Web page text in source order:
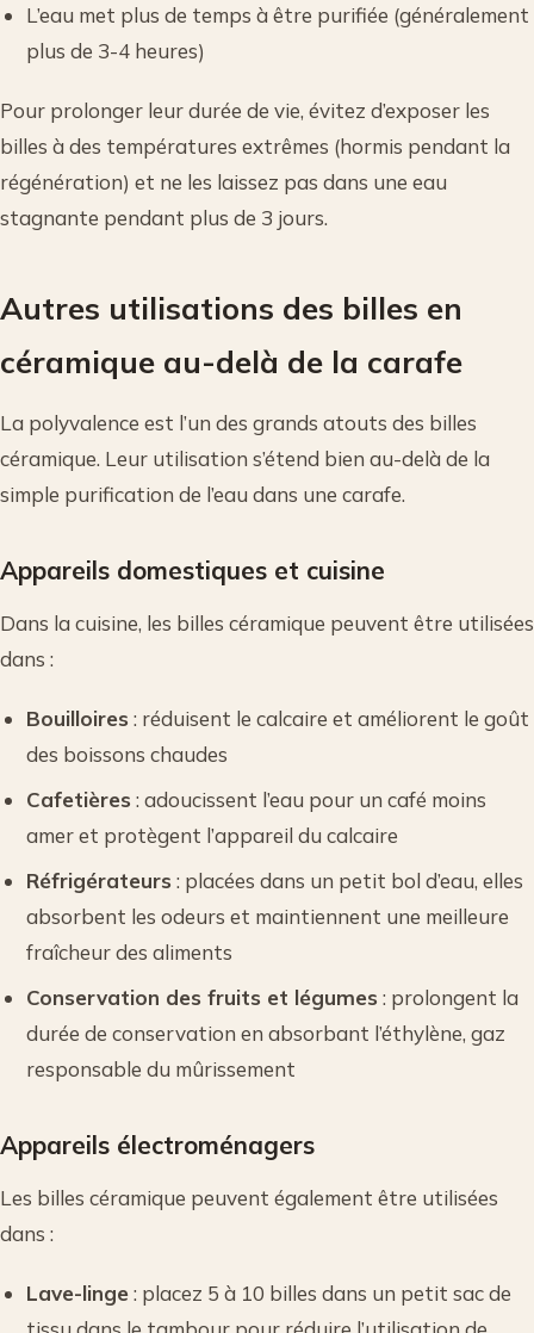
L’eau met plus de temps à être purifiée (généralement
plus de 3-4 heures)
Pour prolonger leur durée de vie, évitez d’exposer les
billes à des températures extrêmes (hormis pendant la
régénération) et ne les laissez pas dans une eau
stagnante pendant plus de 3 jours.
Autres utilisations des billes en
céramique au-delà de la carafe
La polyvalence est l’un des grands atouts des billes
céramique. Leur utilisation s’étend bien au-delà de la
simple purification de l’eau dans une carafe.
Appareils domestiques et cuisine
Dans la cuisine, les billes céramique peuvent être utilisées
dans :
Bouilloires : réduisent le calcaire et améliorent le goût
des boissons chaudes
Cafetières : adoucissent l’eau pour un café moins
amer et protègent l’appareil du calcaire
Réfrigérateurs : placées dans un petit bol d’eau, elles
absorbent les odeurs et maintiennent une meilleure
fraîcheur des aliments
Conservation des fruits et légumes : prolongent la
durée de conservation en absorbant l’éthylène, gaz
responsable du mûrissement
Appareils électroménagers
Les billes céramique peuvent également être utilisées
dans :
Lave-linge: placez 5 à 10 billes dans un petit sac de